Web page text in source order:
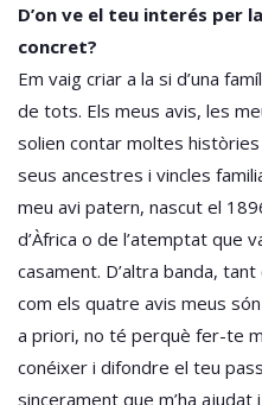
D’on ve el teu interés per
concret?
Em vaig criar a la si d’una
de tots. Els meus avis, les
solien contar moltes
seus ancestres i vincles
meu avi patern, nascut el
d’Àfrica o de l’atemptat que
casament. D’altra banda,
com els quatre avis meus
a priori, no té perquè fer-te
conéixer i difondre el teu
sincerament que m’ha ajudat